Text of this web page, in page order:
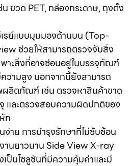
ขวด PET, กล่องกระดาษ, ถุงตั้ง
รย์แบบมุมมองด้านบน (Top-
ช่วยให้สามารถตรวจจับสิ่ง
าะสิ่งที่อาจซ่อนอยู่ในบรรจุภัณฑ์
ามสูง นอกจากนี้ยังสามารถ
ลิตภัณฑ์ เช่น ตรวจหาสินค้าขาด
และตรวจสอบความผิดปกติของ
ก
ง่าย การบำรุงรักษาที่ไม่ซับซ้อน
านยาวนาน Side View X-ray
ป็นโซลูชันที่มีความคุ้มค่าและมี